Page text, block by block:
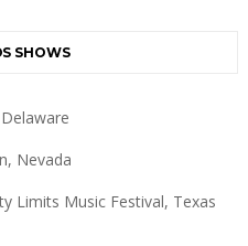
SHOWS
Nevada
Limits Music Festival, Texas